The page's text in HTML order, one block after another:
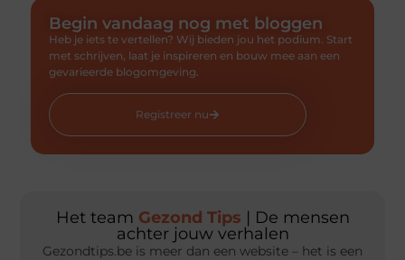
Begin vandaag nog met bloggen
Heb je iets te vertellen? Wij bieden jou het podium. Start
met schrijven, laat je inspireren en bouw mee aan een
gevarieerde blogomgeving.
Registreer nu
Het team Gezond Tips | De mensen
achter jouw verhalen
Gezondtips.be is meer dan een website – het is een